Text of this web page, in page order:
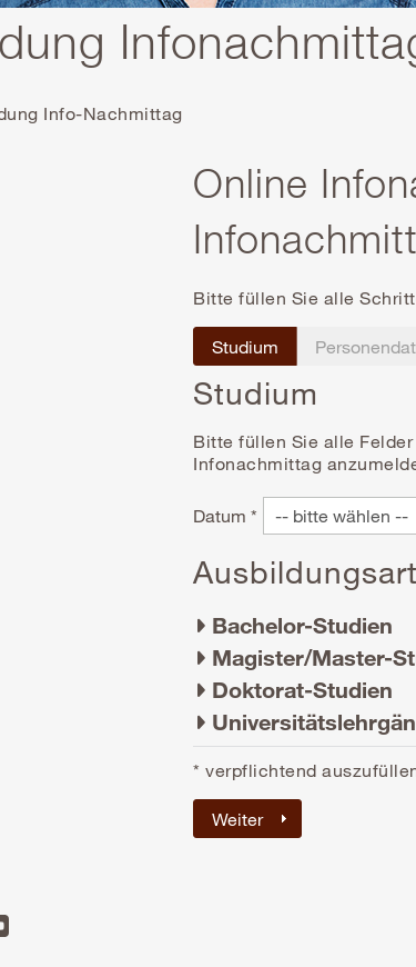
Info-Nachmittag
Online
Bitte füllen Sie alle
Studium
Studium
Bitte füllen Sie alle
Infonachmittag
Datum *
Bachelor-Studien
Magister/Master-
Doktorat-Studien
* verpflichtend
Weiter